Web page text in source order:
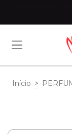
Início >